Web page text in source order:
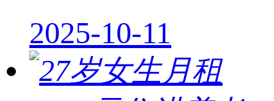
2025-10-11